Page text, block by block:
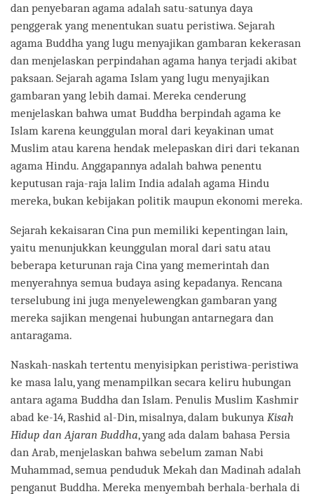
dan penyebaran agama adalah satu-satunya daya
penggerak yang menentukan suatu peristiwa. Sejarah
agama Buddha yang lugu menyajikan gambaran kekerasan
dan menjelaskan perpindahan agama hanya terjadi akibat
paksaan. Sejarah agama Islam yang lugu menyajikan
gambaran yang lebih damai. Mereka cenderung
menjelaskan bahwa umat Buddha berpindah agama ke
Islam karena keunggulan moral dari keyakinan umat
Muslim atau karena hendak melepaskan diri dari tekanan
agama Hindu. Anggapannya adalah bahwa penentu
keputusan raja-raja lalim India adalah agama Hindu
mereka, bukan kebijakan politik maupun ekonomi mereka.
Sejarah kekaisaran Cina pun memiliki kepentingan lain,
yaitu menunjukkan keunggulan moral dari satu atau
beberapa keturunan raja Cina yang memerintah dan
menyerahnya semua budaya asing kepadanya. Rencana
terselubung ini juga menyelewengkan gambaran yang
mereka sajikan mengenai hubungan antarnegara dan
antaragama.
Naskah-naskah tertentu menyisipkan peristiwa-peristiwa
ke masa lalu, yang menampilkan secara keliru hubungan
antara agama Buddha dan Islam. Penulis Muslim Kashmir
abad ke-14, Rashid al-Din, misalnya, dalam bukunya Kisah
Hidup dan Ajaran Buddha, yang ada dalam bahasa Persia
dan Arab, menjelaskan bahwa sebelum zaman Nabi
Muhammad, semua penduduk Mekah dan Madinah adalah
penganut Buddha. Mereka menyembah berhala-berhala di